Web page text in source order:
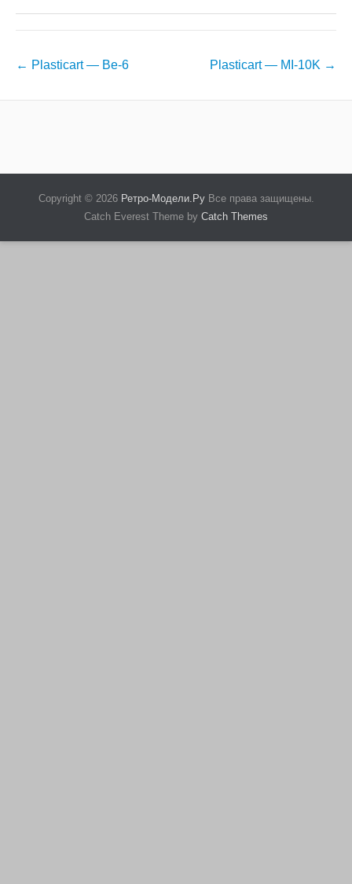
Навигация
← Plasticart — Be-6 Plasticart — MI-10K →
Copyright © 2026 Ретро-Модели.РуВсе права защищены.
Catch Everest Theme by Catch Themes